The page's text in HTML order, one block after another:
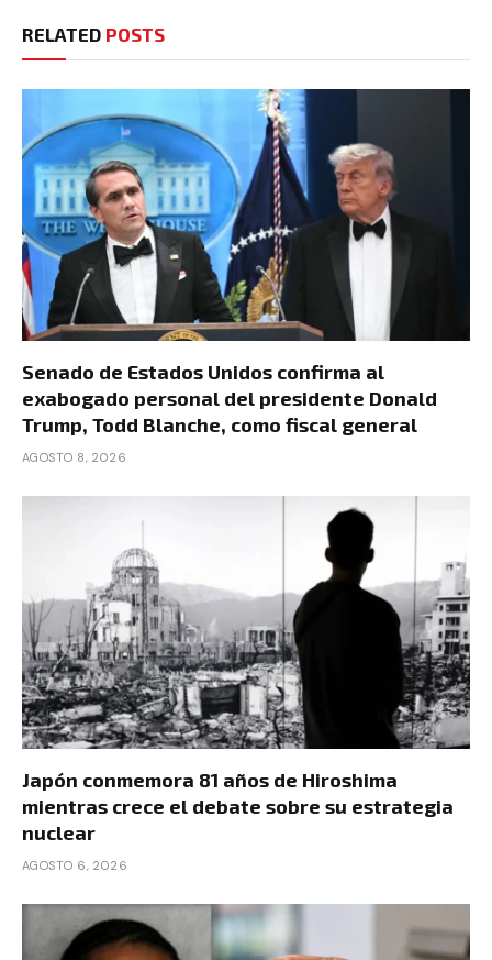
RELATED POSTS
Senado de Estados Unidos confirma al
exabogado personal del presidente Donald
Trump, Todd Blanche, como fiscal general
AGOSTO 8, 2026
Japón conmemora 81 años de Hiroshima
mientras crece el debate sobre su estrategia
nuclear
AGOSTO 6, 2026